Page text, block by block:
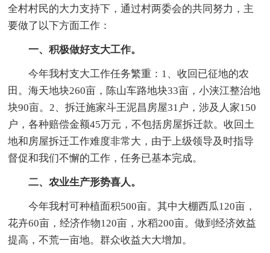
全村村民的大力支持下，通过村两委会的共同努力，主
要做了以下方面工作：
一、积极做好支大工作。
今年我村支大工作任务繁重：1、收回已征地的农
田。海天地块260亩，陈山车路地块33亩，小浃江整治地
块90亩。2、拆迁施家斗王泥昌房屋31户，涉及人家150
户，各种赔偿金额45万元，不包括房屋拆迁款。收回土
地和房屋拆迁工作难度非常大，由于上级领导及时指导
督促和我们不懈的工作，任务已基本完成。
二、农业生产形势喜人。
今年我村可种植面积500亩。其中大棚西瓜120亩，
花卉60亩，经济作物120亩，水稻200亩。做到经济效益
提高，不荒一亩地。群众收益大大增加。